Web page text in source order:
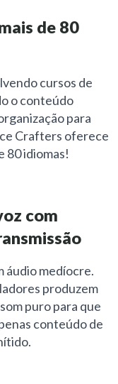
de 80
cursos de
o conteúdo
para
Crafters oferece
80 idiomas!
com
áudio medíocre.
produzem
puro para que
conteúdo de